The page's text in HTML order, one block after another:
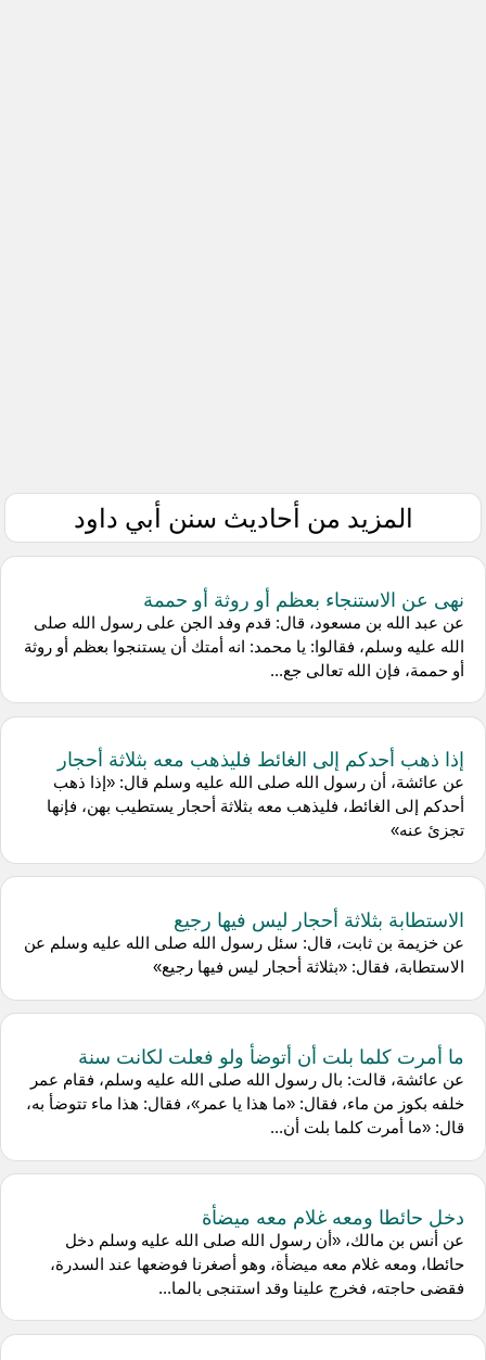
المزيد من أحاديث سنن أبي داود
نهى عن الاستنجاء بعظم أو روثة أو حممة
عن عبد الله بن مسعود، قال: قدم وفد الجن على رسول الله صلى
الله عليه وسلم، فقالوا: يا محمد: انه أمتك أن يستنجوا بعظم أو روثة
أو حممة، فإن الله تعالى جع...
إذا ذهب أحدكم إلى الغائط فليذهب معه بثلاثة أحجار
عن عائشة، أن رسول الله صلى الله عليه وسلم قال: «إذا ذهب
أحدكم إلى الغائط، فليذهب معه بثلاثة أحجار يستطيب بهن، فإنها
تجزئ عنه»
الاستطابة بثلاثة أحجار ليس فيها رجيع
عن خزيمة بن ثابت، قال: سئل رسول الله صلى الله عليه وسلم عن
الاستطابة، فقال: «بثلاثة أحجار ليس فيها رجيع»
ما أمرت كلما بلت أن أتوضأ ولو فعلت لكانت سنة
عن عائشة، قالت: بال رسول الله صلى الله عليه وسلم، فقام عمر
خلفه بكوز من ماء، فقال: «ما هذا يا عمر»، فقال: هذا ماء تتوضأ به،
قال: «ما أمرت كلما بلت أن...
دخل حائطا ومعه غلام معه ميضأة
عن أنس بن مالك، «أن رسول الله صلى الله عليه وسلم دخل
حائطا، ومعه غلام معه ميضأة، وهو أصغرنا فوضعها عند السدرة،
فقضى حاجته، فخرج علينا وقد استنجى بالما...